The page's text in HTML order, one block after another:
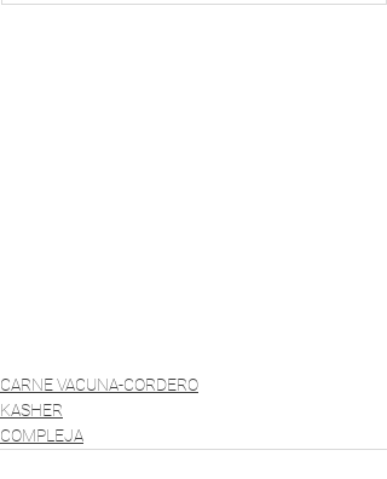
CARNE VACUNA-CORDERO
KASHER
COMPLEJA